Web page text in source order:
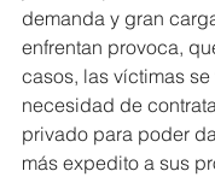
demanda y gran
enfrentan provoca,
casos, las víctimas se
necesidad de
privado para poder
más expedito a sus